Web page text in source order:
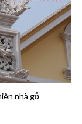
nhà gỗ